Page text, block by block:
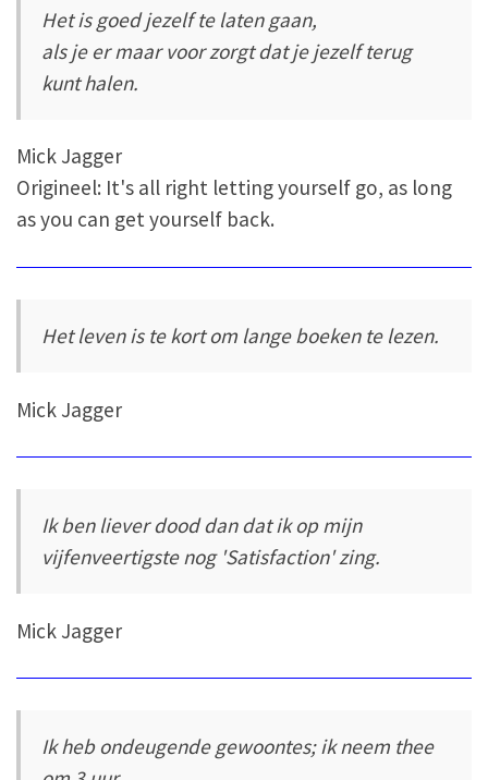
Het is goed jezelf te laten gaan,
als je er maar voor zorgt dat je jezelf terug
kunt halen.
Mick Jagger
Origineel: It's all right letting yourself go, as long
as you can get yourself back.
Het leven is te kort om lange boeken te lezen.
Mick Jagger
Ik ben liever dood dan dat ik op mijn
vijfenveertigste nog 'Satisfaction' zing.
Mick Jagger
Ik heb ondeugende gewoontes; ik neem thee